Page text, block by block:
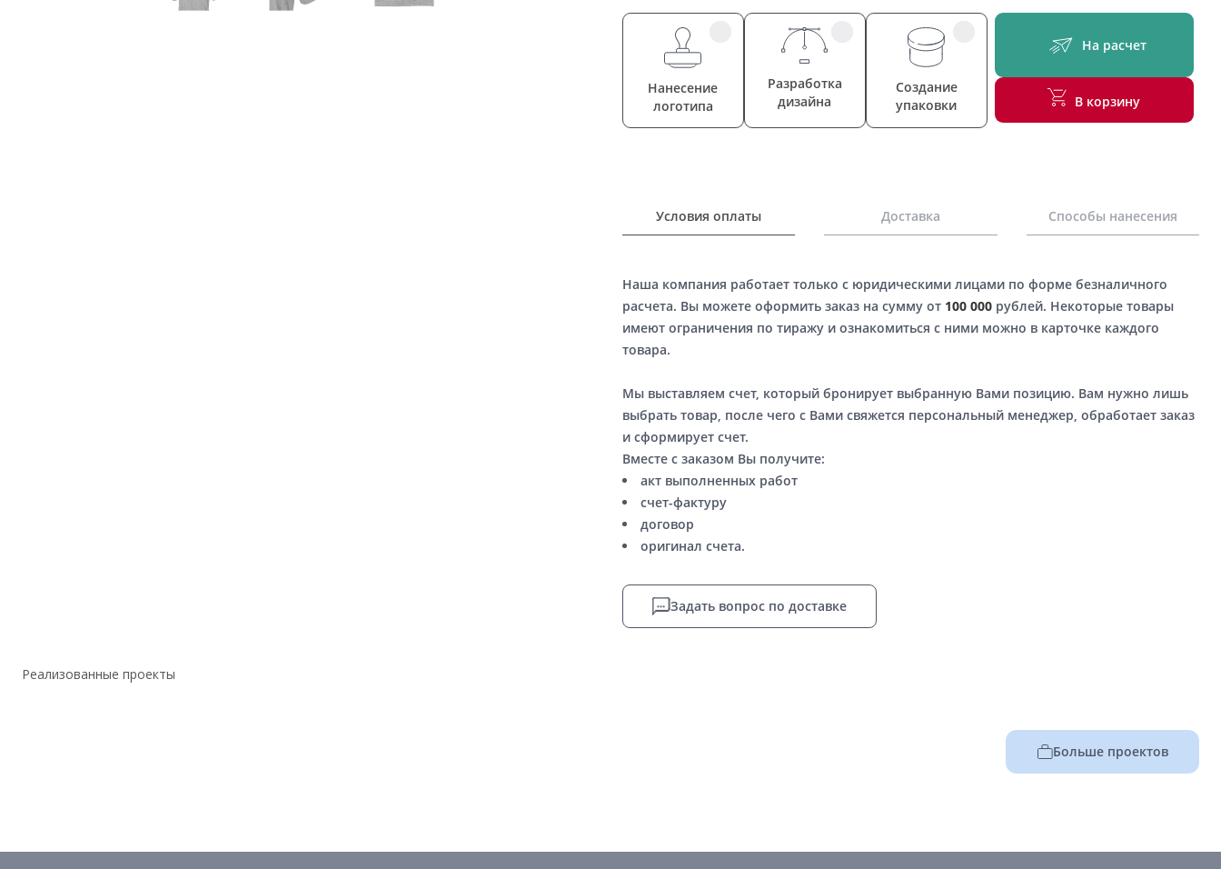
Нанесение
логотипа
Разработка
дизайна
Создание
упаковки
На расчет
В корзину
Условия оплаты Доставка Способы нанесения
Наша компания работает только с юридическими лицами по форме безналичного
расчета. Вы можете оформить заказ на сумму от 100 000рублей. Некоторые товары
имеют ограничения по тиражу и ознакомиться с ними можно в карточке каждого
товара.
Мы выставляем счет, который бронирует выбранную Вами позицию. Вам нужно лишь
выбрать товар, после чего с Вами свяжется персональный менеджер, обработает заказ
и сформирует счет.
Вместе с заказом Вы получите:
акт выполненных работ
счет-фактуру
договор
оригинал счета.
Задать вопрос по доставке
Реализованные проекты
Больше проектов